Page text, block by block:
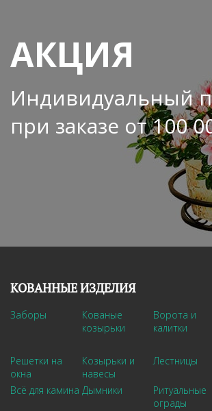
АКЦИЯ
Индивидуальный
при заказе от 100
КОВАННЫЕ ИЗДЕЛИЯ
Заборы
Кованые
козырьки
Ворота и
калитки
Решетки на
окна
Козырьки и
навесы
Лестницы
Всё для камина Дымники
Ритуальные
ограды